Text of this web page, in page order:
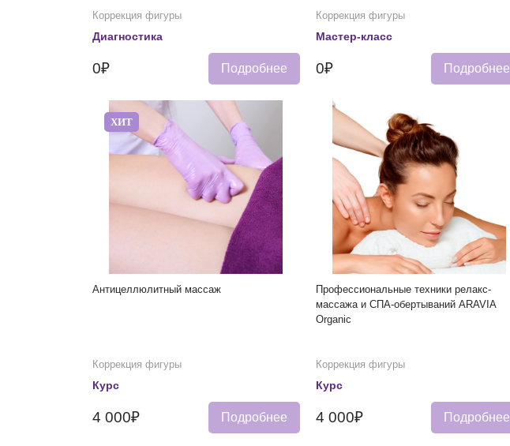
Коррекция фигуры
Диагностика
0₽ Подробнее
Коррекция фигуры
Мастер-класс
0₽ Подробнее
ХИТ
Антицеллюлитный массаж
Коррекция фигуры
Курс
4 000₽ Подробнее
Профессиональные техники релакс-
массажа и СПА-обертываний ARAVIA
Organic
Коррекция фигуры
Курс
4 000₽ Подробнее